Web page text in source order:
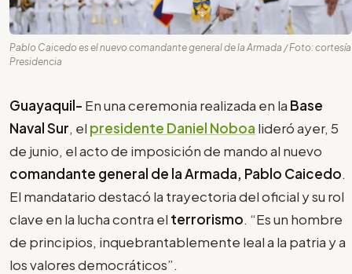
Pablo Caicedo es el nuevo comandante general de la Armada / Foto: cortesía
Presidencia
Guayaquil- En una ceremonia realizada en la Base
Naval Sur, el presidente Daniel Noboa lideró ayer, 5
de junio, el acto de imposición de mando al nuevo
comandante general de la Armada, Pablo Caicedo.
El mandatario destacó la trayectoria del oficial y su rol
clave en la lucha contra el terrorismo. “Es un hombre
de principios, inquebrantablemente leal a la patria y a
los valores democráticos”.